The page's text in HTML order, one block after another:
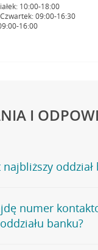
10:00-18:00
09:00-16:30
16:00
I
oddział
naszego banku,
, na której
numer
oddziału banku?